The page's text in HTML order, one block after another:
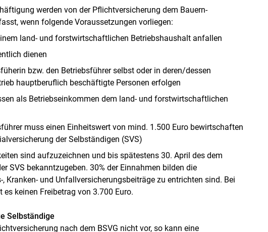
werden von der Pflichtversicherung dem Bauern-
wenn folgende Voraussetzungen vorliegen:
land- und forstwirtschaftlichen Betriebshaushalt anfallen
dienen
bzw. den Betriebsführer selbst oder in deren/dessen
hauptberuflich beschäftigte Personen erfolgen
als Betriebseinkommen dem land- und forstwirtschaftlichen
muss einen Einheitswert von mind. 1.500 Euro bewirtschaften
der Selbständigen (SVS)
sind aufzuzeichnen und bis spätestens 30. April des dem
SVS bekanntzugeben. 30% der Einnahmen bilden die
Kranken- und Unfallversicherungsbeiträge zu entrichten sind. Bei
keinen Freibetrag von 3.700 Euro.
Selbständige
nach dem BSVG nicht vor, so kann eine